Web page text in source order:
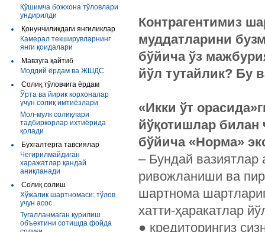
Қўшимча божхона тўловлари
ундирилди
Қонунчиликдаги янгиликлар
Камерал текширувларнинг
янги қоидалари
Мавзуга қайтиб
Моддий ёрдам ва ЖШДС
Солиқ тўловчига ёрдам
Ўрта ва йирик корхоналар
учун солиқ имтиёзлари
Мол-мулк солиқлари
тадбиркорлар ихтиёрида
қолади
Бухгалтерга тавсиялар
Чегирилмайдиган
харажатлар қандай
аниқланади
Солиқ солиш
Хўжалик шартномаси: тўлов
учун асос
Тугалланмаган қурилиш
объектини сотишда фойда
Контрагентимиз
муддатларини
бўйича ўз
йўл тутайлик? Бу
«Икки ўт
йўқотишлар
бўйича «Норма»
– Бундай вазиятлар
ривожланиши ва
шартнома
хатти-ҳаракатлар
● кредиторингиз